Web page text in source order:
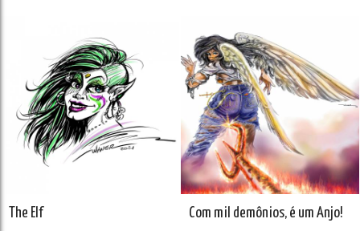
The Elf Com mil demônios, é um Anjo!